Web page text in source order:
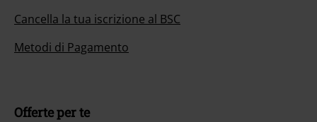
Cancella la tua iscrizione al BSC
Metodi di Pagamento
Offerte per te